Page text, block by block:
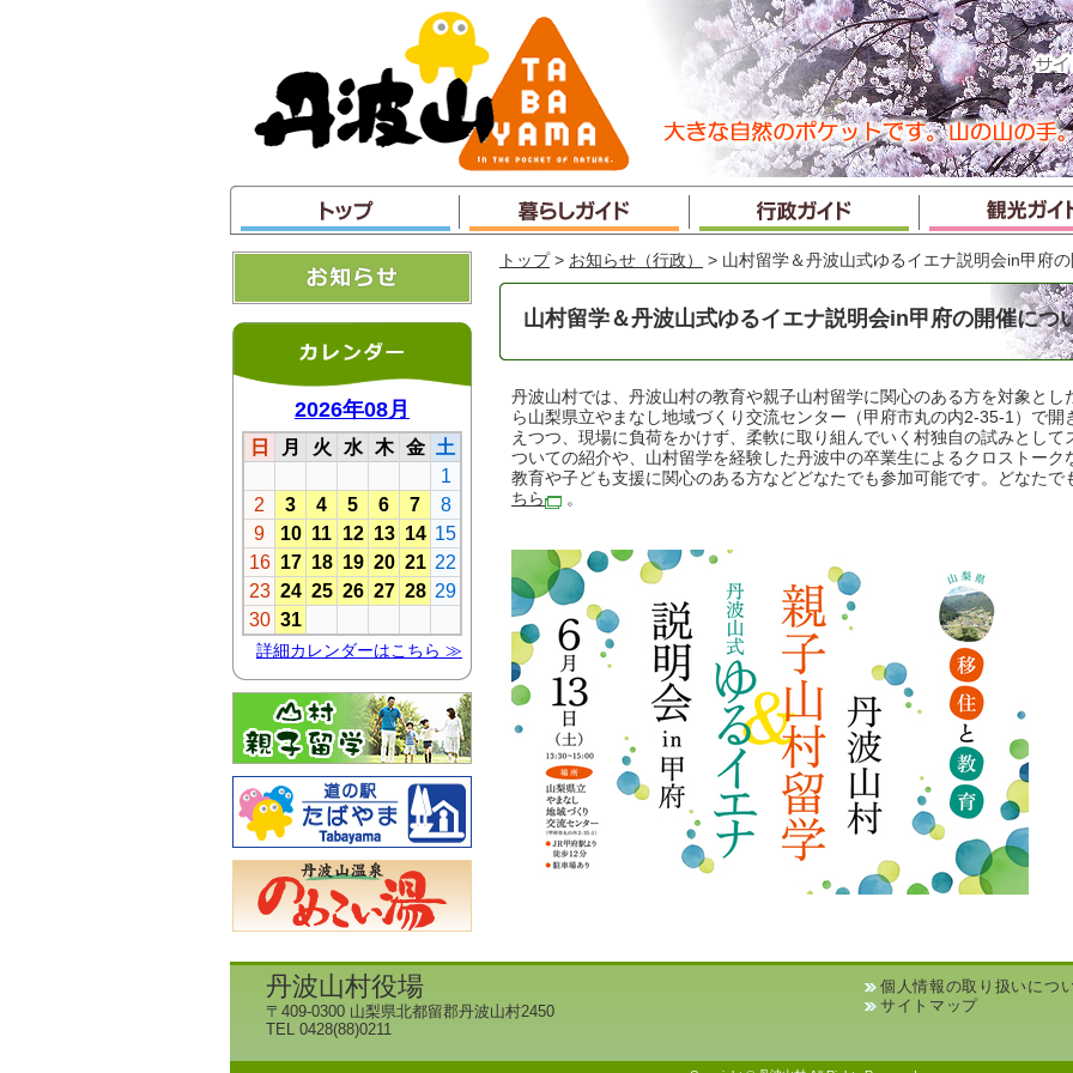
ャ
ン
プ
トップ > お知らせ（行政） > 山村留学＆丹波山式ゆるイエナ説明会in甲府
山村留学＆丹波山式ゆるイエナ説明会in甲府の開催につ
丹波山村では、丹波山村の教育や親子山村留学に関心のある方を対象と
ら山梨県立やまなし地域づくり交流センター（甲府市丸の内2-35-1）で開
えつつ、現場に負荷をかけず、柔軟に取り組んでいく村独自の試みとし
ついての紹介や、山村留学を経験した丹波中の卒業生によるクロストーク
教育や子ども支援に関心のある方などどなたでも参加可能です。どなた
ちら
。
丹波山村役場
〒409-0300 山梨県北都留郡丹波山村2450
TEL 0428(88)0211
個人情報の取り扱いにつ
サイトマップ